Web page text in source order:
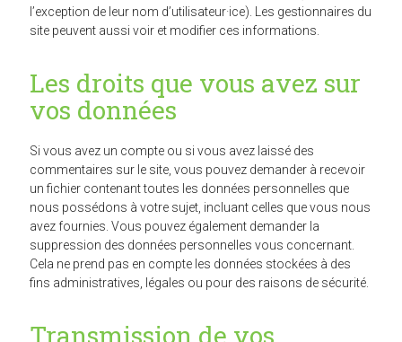
l’exception de leur nom d’utilisateur·ice). Les gestionnaires du
site peuvent aussi voir et modifier ces informations.
Les droits que vous avez sur
vos données
Si vous avez un compte ou si vous avez laissé des
commentaires sur le site, vous pouvez demander à recevoir
un fichier contenant toutes les données personnelles que
nous possédons à votre sujet, incluant celles que vous nous
avez fournies. Vous pouvez également demander la
suppression des données personnelles vous concernant.
Cela ne prend pas en compte les données stockées à des
fins administratives, légales ou pour des raisons de sécurité.
Transmission de vos